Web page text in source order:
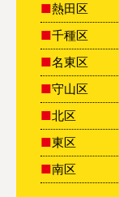
熱田区
千種区
名東区
守山区
北区
東区
南区